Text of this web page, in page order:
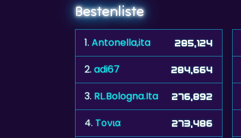
Bestenliste
1.Antonella,ita 285,124
2.adi67 284,664
3. RL.Bologna.Ita 276,892
4. Tονια 273,486